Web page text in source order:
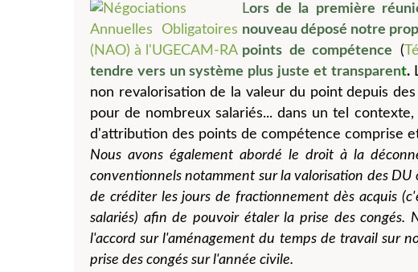
Lors de la première
nouveau déposé notre
points de compétence
(
tendre vers un système plus juste et transparent.
non revalorisation de la valeur du point depuis
pour de nombreux salariés... dans un tel
d'attribution des points de compétence comprise
Nous avons également abordé le droit à la
conventionnels notamment sur la valorisation des
de créditer les jours de fractionnement dès acquis
salariés) afin de pouvoir étaler la prise des
l'accord sur l'aménagement du temps de travail sur
prise des congés sur l'année civile.